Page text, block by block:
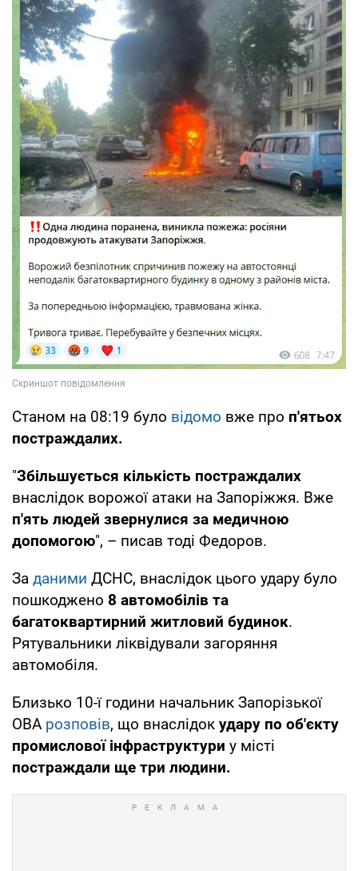
Станом на 08:19 було відомо вже про п'ятьох
постраждалих.
"Збільшується кількість постраждалих
внаслідок ворожої атаки на Запоріжжя. Вже
п'ять людей звернулися за медичною
допомогою", – писав тоді Федоров.
За даними ДСНС, внаслідок цього удару було
пошкоджено 8 автомобілів та
багатоквартирний житловий будинок.
Рятувальники ліквідували загоряння
автомобіля.
Близько 10-ї години начальник Запорізької
ОВА розповів, що внаслідок удару по об'єкту
промислової інфраструктури у місті
постраждали ще три людини.